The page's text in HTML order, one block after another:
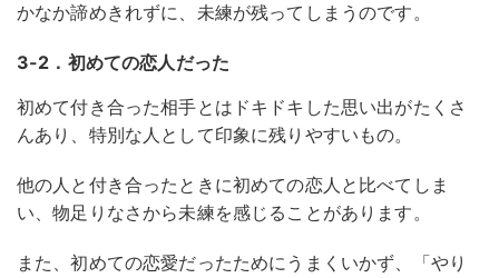
かなか諦めきれずに、未練が残ってしまうのです。
3-2．初めての恋人だった
初めて付き合った相手とはドキドキした思い出がたくさ
んあり、特別な人として印象に残りやすいもの。
他の人と付き合ったときに初めての恋人と比べてしま
い、物足りなさから未練を感じることがあります。
また、初めての恋愛だったためにうまくいかず、「やり